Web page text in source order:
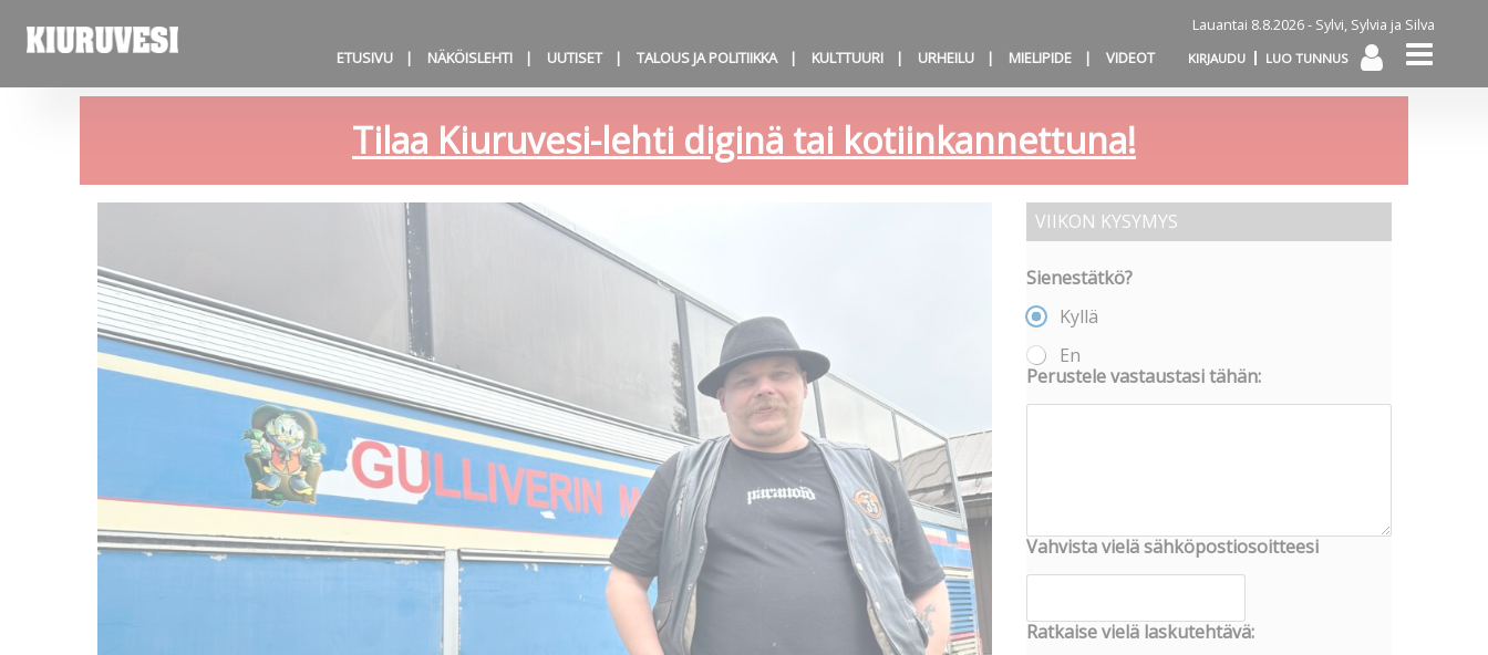
Lauantai 8.8.2026 - Sylvi, Sylvia ja Silva
ETUSIVU
NÄKÖISLEHTI UUTISET TALOUS JA POLITIIKKA KULTTUURI URHEILU MIELIPIDE VIDEOT KIRJAUDU LUO TUNNUS
Tilaa Kiuruvesi-lehti diginä tai kotiinkannettuna!
VIIKON KYSYMYS
Sienestätkö?
Kyllä
En
Perustele vastaustasi tähän:
Vahvista vielä sähköpostiosoitteesi
Ratkaise vielä laskutehtävä: